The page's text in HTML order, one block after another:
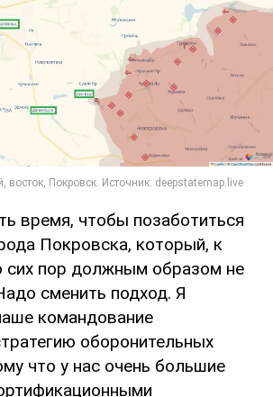
время, чтобы позаботиться
Покровска, который, к
сих пор должным образом не
сменить подход. Я
командование
оборонительных
что у нас очень большие